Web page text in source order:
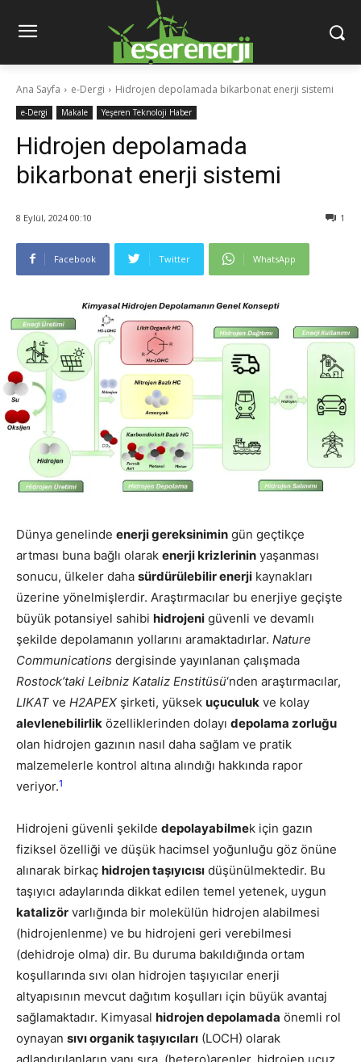
Ana Sayfa e-Dergi Hidrojen depolamada bikarbonat enerji sistemi
e-Dergi Makale Yeşeren Teknoloji Haber
Hidrojen depolamada
bikarbonat enerji sistemi
8 Eylül, 2024 00:10 1
Facebook Twitter WhatsApp
Dünya genelinde enerji gereksinimin gün geçtikçe
artması buna bağlı olarak enerji krizlerinin yaşanması
sonucu, ülkeler daha sürdürülebilir enerji kaynakları
üzerine yönelmişlerdir. Araştırmacılar bu enerjiye geçişte
büyük potansiyel sahibi hidrojeni güvenli ve devamlı
şekilde depolamanın yollarını aramaktadırlar. Nature
Communications dergisinde yayınlanan çalışmada
Rostock’taki Leibniz Kataliz Enstitüsü‘nden araştırmacılar,
LIKAT ve H2APEX şirketi, yüksek uçuculuk ve kolay
alevlenebilirlik özelliklerinden dolayı depolama zorluğu
olan hidrojen gazının nasıl daha sağlam ve pratik
malzemelerle kontrol altına alındığı hakkında rapor
veriyor.1
Hidrojeni güvenli şekilde depolayabilmek için gazın
fiziksel özelliği ve düşük hacimsel yoğunluğu göz önüne
alınarak birkaç hidrojen taşıyıcısı düşünülmektedir. Bu
taşıyıcı adaylarında dikkat edilen temel yetenek, uygun
katalizör varlığında bir molekülün hidrojen alabilmesi
(hidrojenlenme) ve bu hidrojeni geri verebilmesi
(dehidroje olma) dir. Bu duruma bakıldığında ortam
koşullarında sıvı olan hidrojen taşıyıcılar enerji
altyapısının mevcut dağıtım koşulları için büyük avantaj
sağlamaktadır. Kimyasal hidrojen depolamada önemli rol
oynayan sıvı organik taşıyıcıları (LOCH) olarak